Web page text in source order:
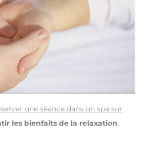
une séance dans un spa sur
les bienfaits de la relaxation.